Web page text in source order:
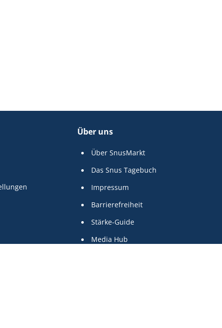
Über uns
Über SnusMarkt
Das Snus Tagebuch
Impressum
Barrierefreiheit
Stärke-Guide
Media Hub